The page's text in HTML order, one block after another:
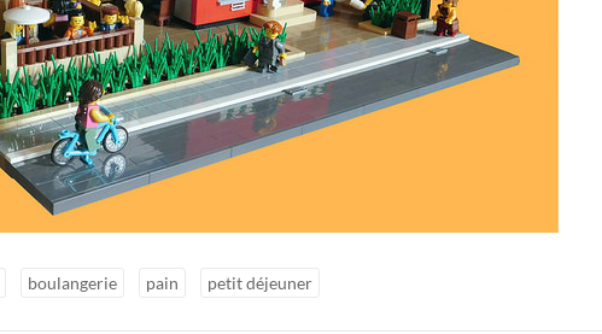
boulangerie pain petit déjeuner